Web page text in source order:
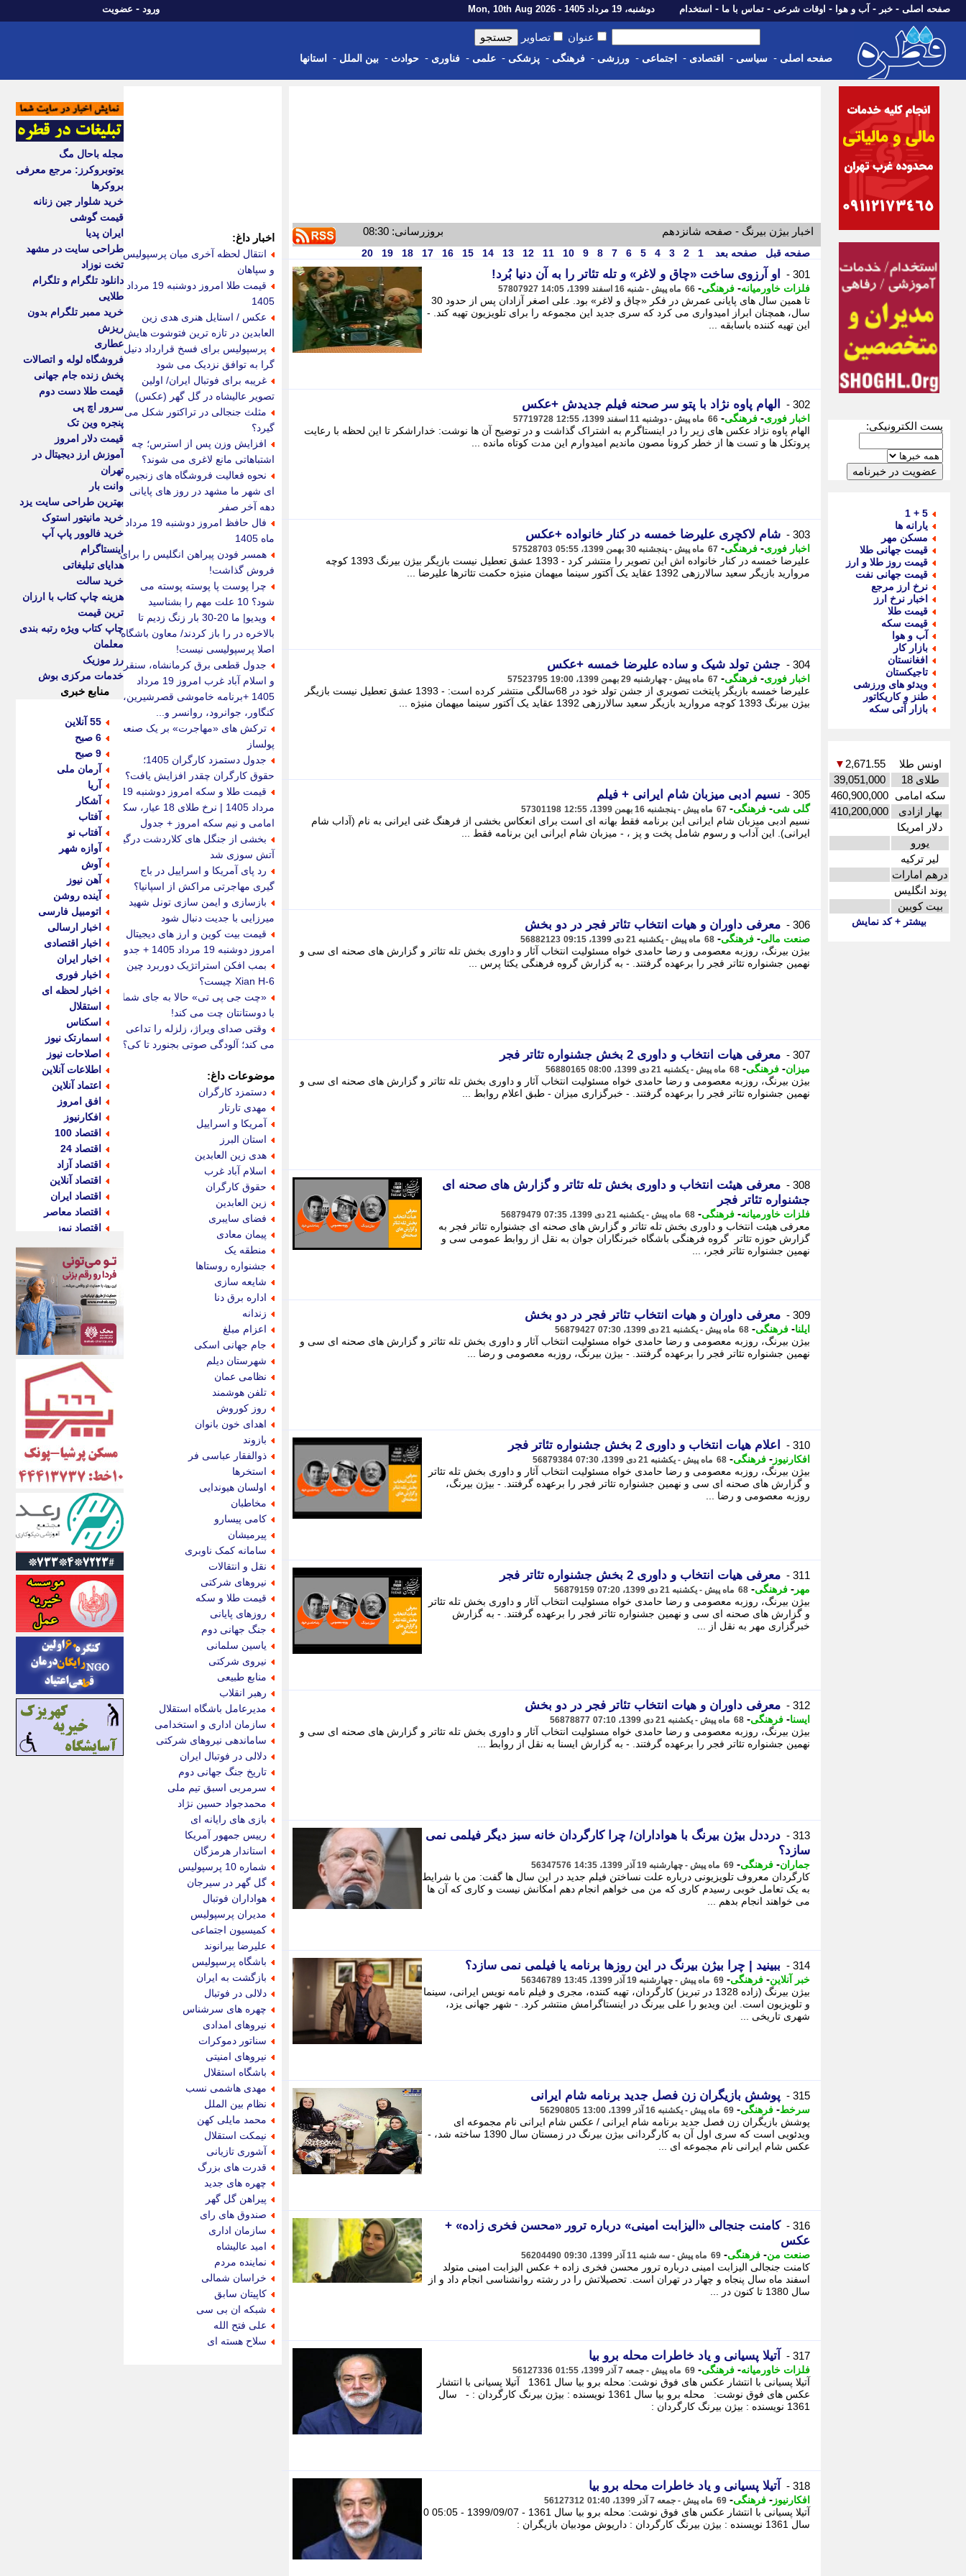
صفحه اصلی - خبر - آب و هوا - اوقات شرعی - تماس با ما - استخدام دوشنبه، 19 مرداد 1405 - Mon, 10th Aug 2026 ورود - عضویت
عنوان تصاویر
صفحه اصلی - سیاسی - اقتصادی - اجتماعی - ورزشی - فرهنگی - پزشکی - علمی - فناوری - حوادث - بین الملل - استانها
پست الکترونیکی:
5 + 1
یارانه ها
مسکن مهر
قیمت جهانی طلا
قیمت روز طلا و ارز
قیمت جهانی نفت
نرخ ارز مرجع
اخبار نرخ ارز
قیمت طلا
قیمت سکه
آب و هوا
بازار کار
افغانستان
تاجیکستان
ویدئو های ورزشی
طنز و کاریکاتور
بازار آتی سکه
اونس طلا 2,671.55
▼
طلای 18
39,051,000
سکه امامی 460,900,000
بهار ازادی
410,200,000
دلار امریکا
یورو
لیر ترکیه
درهم امارات
پوند انگلیس
بیت کویین
بیشتر + کد نمایش
اخبار بیژن بیرنگ - صفحه شانزدهم بروزرسانی: 08:30
صفحه قبل صفحه بعد 1
2
3
4
5
6
7
8
9
10
11
12
13
14
15
16
17
18
19
20
301 - او آرزوی ساخت «چاق و لاغر» و تله تئاتر را به آن دنیا بُرد!
فلزات خاورمیانه- فرهنگی- 66 ماه پیش - شنبه 16 اسفند 1399، 14:05 57807927
تا همین سال های پایانی عمرش در فکر «چاق و لاغر» بود. علی اصغر آزادان پس از حدود 30
سال، همچنان ابراز امیدواری می کرد که سری جدید این مجموعه را برای تلویزیون تهیه کند. -
این تهیه کننده باسابقه ...
302 - الهام پاوه نژاد با پتو سر صحنه فیلم جدیدش +عکس
اخبار فوری- فرهنگی- 66 ماه پیش - دوشنبه 11 اسفند 1399، 12:55 57719728
الهام پاوه نژاد عکس های زیر را در اینستاگرم به اشتراک گذاشت و در توضیح آن ها نوشت: خداراشکر تا این لحظه با رعایت
پروتکل ها و تست ها از خطر کرونا مصون ماندیم امیدوارم این مدت کوتاه مانده ...
303 - شام لاکچری علیرضا خمسه در کنار خانواده +عکس
اخبار فوری- فرهنگی- 67 ماه پیش - پنجشنبه 30 بهمن 1399، 05:55 57528703
علیرضا خمسه در کنار خانواده اش این تصویر را منتشر کرد - 1393 عشق تعطیل نیست بازیگر بیژن بیرنگ 1393 کوچه
مروارید بازیگر سعید سالارزهی 1392 عقاید یک آکتور سینما میهمان منیژه حکمت تئاترها علیرضا ...
304 - جشن تولد شیک و ساده علیرضا خمسه +عکس
اخبار فوری- فرهنگی- 67 ماه پیش - چهارشنبه 29 بهمن 1399، 19:00 57523795
علیرضا خمسه بازیگر پایتخت تصویری از جشن تولد خود در 68سالگی منتشر کرده است: - 1393 عشق تعطیل نیست بازیگر
بیژن بیرنگ 1393 کوچه مروارید بازیگر سعید سالارزهی 1392 عقاید یک آکتور سینما میهمان منیژه ...
305 - نسیم ادبی میزبان شام ایرانی + فیلم
گلی شی- فرهنگی- 67 ماه پیش - پنجشنبه 16 بهمن 1399، 12:55 57301198
نسیم ادبی میزبان شام ایرانی این برنامه فقط بهانه ای است برای انعکاس بخشی از فرهنگ غنی ایرانی به نام (آداب شام
ایرانی). این آداب و رسوم شامل پخت و پز ، - میزبان شام ایرانی این برنامه فقط ...
306 - معرفی داوران و هیات انتخاب تئاتر فجر در دو بخش
صنعت مالی- فرهنگی- 68 ماه پیش - یکشنبه 21 دی 1399، 09:15 56882123
بیژن بیرنگ، روزبه معصومی و رضا حامدی خواه مسئولیت انتخاب آثار و داوری بخش تله تئاتر و گزارش های صحنه ای سی و
نهمین جشنواره تئاتر فجر را برعهده گرفتند. - به گزارش گروه فرهنگی یکتا پرس ...
307 - معرفی هیات انتخاب و داوری 2 بخش جشنواره تئاتر فجر
میزان- فرهنگی- 68 ماه پیش - یکشنبه 21 دی 1399، 08:00 56880165
بیژن بیرنگ، روزبه معصومی و رضا حامدی خواه مسئولیت انتخاب آثار و داوری بخش تله تئاتر و گزارش های صحنه ای سی و
نهمین جشنواره تئاتر فجر را برعهده گرفتند. - خبرگزاری میزان - طبق اعلام روابط ...
308 -
معرفی هیئت انتخاب و داوری بخش تله تئاتر و گزارش های صحنه ای
جشنواره تئاتر فجر
فلزات خاورمیانه- فرهنگی- 68 ماه پیش - یکشنبه 21 دی 1399، 07:35 56879479
معرفی هیئت انتخاب و داوری بخش تله تئاتر و گزارش های صحنه ای جشنواره تئاتر فجر به
گزارش حوزه تئاتر گروه فرهنگی باشگاه خبرنگاران جوان به نقل از روابط عمومی سی و
نهمین جشنواره تئاتر فجر، ...
309 - معرفی داوران و هیات انتخاب تئاتر فجر در دو بخش
ایلنا- فرهنگی- 68 ماه پیش - یکشنبه 21 دی 1399، 07:30 56879427
بیژن بیرنگ، روزبه معصومی و رضا حامدی خواه مسئولیت انتخاب آثار و داوری بخش تله تئاتر و گزارش های صحنه ای سی و
نهمین جشنواره تئاتر فجر را برعهده گرفتند. - بیژن بیرنگ، روزبه معصومی و رضا ...
310 - اعلام هیات انتخاب و داوری 2 بخش جشنواره تئاتر فجر
افکارنیوز - فرهنگی- 68 ماه پیش - یکشنبه 21 دی 1399، 07:30 56879384
بیژن بیرنگ، روزبه معصومی و رضا حامدی خواه مسئولیت انتخاب آثار و داوری بخش تله تئاتر
و گزارش های صحنه ای سی و نهمین جشنواره تئاتر فجر را برعهده گرفتند. - بیژن بیرنگ،
روزبه معصومی و رضا ...
311 - معرفی هیات انتخاب و داوری 2 بخش جشنواره تئاتر فجر
مهر - فرهنگی- 68 ماه پیش - یکشنبه 21 دی 1399، 07:20 56879159
بیژن بیرنگ، روزبه معصومی و رضا حامدی خواه مسئولیت انتخاب آثار و داوری بخش تله تئاتر
و گزارش های صحنه ای سی و نهمین جشنواره تئاتر فجر را برعهده گرفتند. - به گزارش
خبرگزاری مهر به نقل از ...
312 - معرفی داوران و هیات انتخاب تئاتر فجر در دو بخش
ایسنا- فرهنگی- 68 ماه پیش - یکشنبه 21 دی 1399، 07:10 56878877
بیژن بیرنگ، روزبه معصومی و رضا حامدی خواه مسئولیت انتخاب آثار و داوری بخش تله تئاتر و گزارش های صحنه ای سی و
نهمین جشنواره تئاتر فجر را برعهده گرفتند. - به گزارش ایسنا به نقل از روابط ...
313 -
درددل بیژن بیرنگ با هواداران/ چرا کارگردان خانه سبز دیگر فیلمی نمی
سازد؟
جماران- فرهنگی- 69 ماه پیش - چهارشنبه 19 آذر 1399، 14:35 56347576
کارگردان معروف تلویزیونی درباره علت نساختن فیلم جدید در این سال ها گفت: من با شرایط
به یک تعامل خوبی رسیدم کاری که من می خواهم انجام دهم امکانش نیست و کاری که آن ها
می خواهند انجام بدهم ...
314 - ببینید | چرا بیژن بیرنگ در این روزها برنامه یا فیلمی نمی سازد؟
خبر آنلاین- فرهنگی- 69 ماه پیش - چهارشنبه 19 آذر 1399، 13:45 56346789
بیژن بیرنگ (زاده 1328 در تبریز) کارگردان، تهیه کننده، مجری و فیلم نامه نویس ایرانی، سینما
و تلویزیون است. این ویدیو را علی بیرنگ در اینستاگرامش منتشر کرد. - شهر جهانی یزد،
شهری تاریخی ...
315 - پوشش بازیگران زن فصل جدید برنامه شام ایرانی
سرخط- فرهنگی- 69 ماه پیش - یکشنبه 16 آذر 1399، 13:00 56290805
پوشش بازیگران زن فصل جدید برنامه شام ایرانی / عکس شام ایرانی نام مجموعه ای
ویدئویی است که سری اول آن به کارگردانی بیژن بیرنگ در زمستان سال 1390 ساخته شد، -
عکس شام ایرانی نام مجموعه ای ...
316 -
کامنت جنجالی «الیزابت امینی» درباره ترور «محسن فخری زاده» +
عکس
صنعت من- فرهنگی- 69 ماه پیش - سه شنبه 11 آذر 1399، 09:30 56204490
کامنت جنجالی الیزابت امینی درباره ترور محسن فخری زاده + عکس الیزابت امینی متولد
اسفند ماه سال پنجاه و چهار در تهران است. تحصیلاتش را در رشته روانشناسی انجام داد و از
سال 1380 تا کنون در ...
317 - آتیلا پسیانی و یاد خاطرات محله برو بیا
فلزات خاورمیانه- فرهنگی- 69 ماه پیش - جمعه 7 آذر 1399، 01:55 56127336
آتیلا پسیانی با انتشار عکس های فوق نوشت: محله برو بیا سال 1361 آتیلا پسیانی با انتشار
عکس های فوق نوشت: محله برو بیا سال 1361 نویسنده : بیژن بیرنگ کارگردان : - سال
1361 نویسنده : بیژن بیرنگ کارگردان :
318 - آتیلا پسیانی و یاد خاطرات محله برو بیا
افکارنیوز - فرهنگی- 69 ماه پیش - جمعه 7 آذر 1399، 01:40 56127312
آتیلا پسیانی با انتشار عکس های فوق نوشت: محله برو بیا سال 1361 - 1399/09/07 - 05:05 0
سال 1361 نویسنده : بیژن بیرنگ کارگردان : داریوش مودبیان بازیگران :
اخبار داغ:
انتقال لحظه آخری میان پرسپولیس
و سپاهان
قیمت طلا امروز دوشنبه 19 مرداد
1405
عکس / استایل هنری هدی زین
العابدین در تازه ترین فتوشوت هایش
پرسپولیس برای فسخ قرارداد دنیل
گرا به توافق نزدیک می شود
غریبه برای فوتبال ایران/ اولین
تصویر عالیشاه در گل گهر (عکس)
مثلث جنجالی در تراکتور شکل می
گیرد؟
افزایش وزن پس از استرس؛ چه
اشتباهاتی مانع لاغری می شوند؟
نحوه فعالیت فروشگاه های زنجیره
ای شهر ما مشهد در روز های پایانی
دهه آخر صفر
فال حافظ امروز دوشنبه 19 مرداد
ماه 1405
همسر فودن پیراهن انگلیس را برای
فروش گذاشت!
چرا پوست پا پوسته پوسته می
شود؟ 10 علت مهم را بشناسید
ویدیو| ما 20-30 بار زنگ زدیم تا
بالاخره در را باز کردند/ معاون باشگاه
اصلا پرسپولیسی نیست!
جدول قطعی برق کرمانشاه، سنقر
و اسلام آباد غرب امروز 19 مرداد
1405 +برنامه خاموشی قصرشیرین،
کنگاور، جوانرود، روانسر و...
ترکش های «مهاجرت» بر یک صنعت
پولساز
جدول دستمزد کارگران 1405؛
حقوق کارگران چقدر افزایش یافت؟
قیمت طلا و سکه امروز دوشنبه 19
مرداد 1405 | نرخ طلای 18 عیار، سکه
امامی و نیم سکه امروز + جدول
بخشی از جنگل های کلاردشت درگیر
آتش سوزی شد
رد پای آمریکا و اسراییل در باج
گیری مهاجرتی مراکش از اسپانیا؟
بازسازی و ایمن سازی تونل شهید
میرزایی با جدیت دنبال شود
قیمت بیت کوین و ارز های دیجیتال
امروز دوشنبه 19 مرداد 1405 + جدول
بمب افکن استراتژیک دوربرد چین |
Xian H-6 چیست؟
«چت جی پی تی» حالا به جای شما
با دوستانتان چت می کند!
وقتی صدای ویراژ، زلزله را تداعی
می کند؛ آلودگی صوتی بجنورد تا کی؟
موضوعات داغ:
دستمزد کارگران
مهدی تارتار
آمریکا و اسراییل
استان البرز
هدی زین العابدین
اسلام آباد غرب
حقوق کارگران
زین العابدین
فضای سایبری
پیمان معادی
منطقه یک
جشنواره روستاها
شایعه سازی
اداره برق دنا
زندانه
اعزام مبلغ
جام جهانی اسکی
شهرستان دیلم
نظامی عمان
تلفن هوشمند
روز کوروش
اهدای خون بانوان
بازوند
ذوالفقار عباسی فر
استخرها
اولسان هیوندایی
مخاطبان
کامی پیسارو
پیرمیشان
سامانه کمک ناوبری
نقل و انتقالات
نیروهای شرکتی
قیمت طلا و سکه
روزهای پایانی
جنگ جهانی دوم
یاسین سلمانی
نیروی شرکتی
منابع طبیعی
رهبر انقلاب
مدیرعامل باشگاه استقلال
سازمان اداری و استخدامی
ساماندهی نیروهای شرکتی
دلالی در فوتبال ایران
تاریخ جنگ جهانی دوم
سرمربی اسبق تیم ملی
محمدجواد حسین نژاد
بازی های رایانه ای
رییس جمهور آمریکا
استاندار هرمزگان
شماره 10 پرسپولیس
گل گهر در سیرجان
هواداران فوتبال
مدیران پرسپولیس
کمیسیون اجتماعی
علیرضا بیرانوند
باشگاه پرسپولیس
بازگشت به ایران
دلالی در فوتبال
چهره های سرشناس
نیروهای امدادی
سناتور دموکرات
نیروهای امنیتی
باشگاه استقلال
مهدی هاشمی نسب
نظام بین الملل
محمد مایلی کهن
نیمکت استقلال
آشوری تازیانی
قدرت های بزرگ
چهره های جدید
پیراهن گل گهر
صندوق های رای
سازمان اداری
امید عالیشاه
نماینده مردم
خراسان شمالی
کاپیتان سابق
شبکه ان بی سی
علی فتح الله
سلاح هسته ای
مجله باحال مگ
یوتوبروکرز: مرجع معرفی
بروکرها
خرید شلوار جین زنانه
قیمت گوشی
ایران پدیا
طراحی سایت در مشهد
تخت نوزاد
دانلود تلگرام و تلگرام
طلایی
خرید ممبر تلگرام بدون
ریزش
عطاری
فروشگاه لوله و اتصالات
پخش زنده جام جهانی
قیمت طلا دست دوم
سرور اچ پی
پنجره وین تک
قیمت دلار امروز
آموزش ارز دیجیتال در
تهران
وانت بار
بهترین طراحی سایت یزد
خرید مانیتور استوک
خرید فالوور پاپ آپ
اینستاگرام
هدایای تبلیغاتی
خرید سالت
هزینه چاپ کتاب با ارزان
ترین قیمت
چاپ کتاب ویژه رتبه بندی
معلمان
رز موزیک
خدمات مرکزی بوش
منابع خبری
55 آنلاین
6 صبح
9 صبح
آرمان ملی
آریا
آشکار
آفتاب
آفتاب نو
آوازه شهر
آوش
آهن نیوز
آینده روشن
اتومبیل فارسی
اخبار ارسالی
اخبار اقتصادی
اخبار ایران
اخبار فوری
اخبار لحظه ای
استقلال
اسکناس
اسمارتک نیوز
اصلاحات نیوز
اطلاعات آنلاین
اعتماد آنلاین
افق امروز
افکارنیوز
اقتصاد 100
اقتصاد 24
اقتصاد آزاد
اقتصاد آنلاین
اقتصاد ایران
اقتصاد معاصر
اقتصاد نیوز
اکوفارس
اکونگار
اکونیوز
الف
انتشار آنلاین
اندیشه قرن
اندیشه معاصر
اندیشه ها
انرژی پرس
ای استخدام
ایتنا
ایراف
ایران آرت
ایران آنلاین
ایران زندگی
ایران فوری
ایرانی روز
ایرانیتال
ایرنا
ایسکانیوز
ایسنا
ایکنا
ایلنا
اینتیتر
ایونا نیوز
بازتاب آنلاین
باشگاه خبرنگاران
باغستان نیوز
بامبوک
ببین و بخون
بدینسان
بنکر